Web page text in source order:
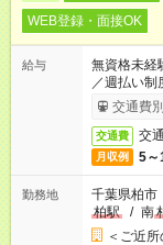
WEB登録・面接OK
給与
無資格未
／週払い制
了次第のお
交通費
交通費 交
月収例 5～
勤務地
千葉県柏市
柏駅
/ 南
＜ご近